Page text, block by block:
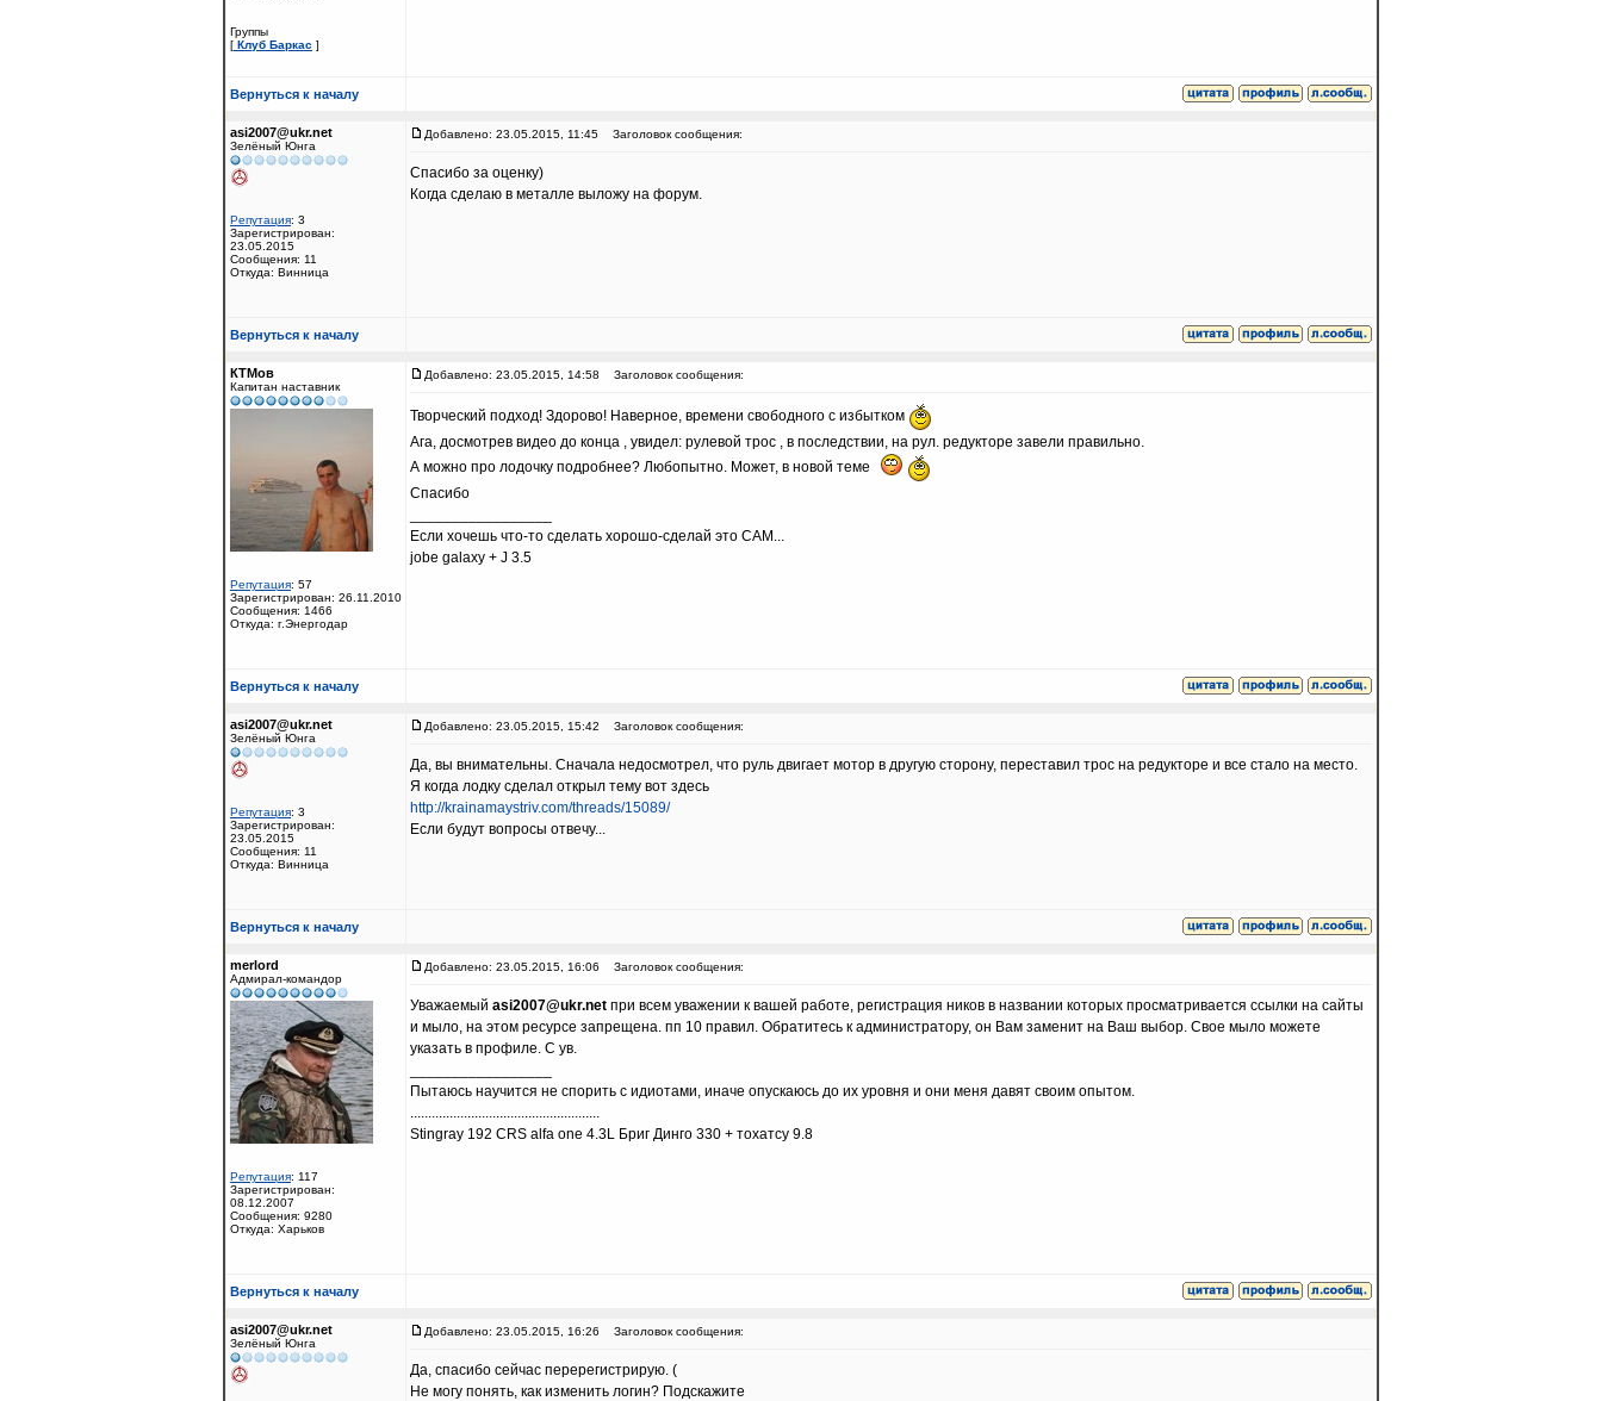
Группы
[ Клуб Баркас ]
Вернуться к началу
asi2007@ukr.net
Зелёный Юнга
Репутация: 3
Зарегистрирован:
23.05.2015
Сообщения: 11
Откуда: Винница
Добавлено: 23.05.2015, 11:45 Заголовок сообщения:
Спасибо за оценку)
Когда сделаю в металле выложу на форум.
Вернуться к началу
КТМов
Капитан наставник
Репутация: 57
Зарегистрирован: 26.11.2010
Сообщения: 1466
Откуда: г.Энергодар
Добавлено: 23.05.2015, 14:58 Заголовок сообщения:
Творческий подход! Здорово! Наверное, времени свободного с избытком
Ага, досмотрев видео до конца , увидел: рулевой трос , в последствии, на рул. редукторе завели правильно.
А можно про лодочку подробнее? Любопытно. Может, в новой теме
Спасибо
Если хочешь что-то сделать хорошо-сделай это САМ...
jobe galaxy + J 3.5
Вернуться к началу
asi2007@ukr.net
Зелёный Юнга
Репутация: 3
Зарегистрирован:
23.05.2015
Сообщения: 11
Откуда: Винница
Добавлено: 23.05.2015, 15:42 Заголовок сообщения:
Да, вы внимательны. Сначала недосмотрел, что руль двигает мотор в другую сторону, переставил трос на редукторе и все стало на место.
Я когда лодку сделал открыл тему вот здесь
http://krainamaystriv.com/threads/15089/
Если будут вопросы отвечу...
Вернуться к началу
merlord
Адмирал-командор
Репутация: 117
Зарегистрирован:
08.12.2007
Сообщения: 9280
Откуда: Харьков
Добавлено: 23.05.2015, 16:06 Заголовок сообщения:
Уважаемый asi2007@ukr.net при всем уважении к вашей работе, регистрация ников в названии которых просматривается ссылки на сайты
и мыло, на этом ресурсе запрещена. пп 10 правил. Обратитесь к администратору, он Вам заменит на Ваш выбор. Свое мыло можете
указать в профиле. С ув.
Пытаюсь научится не спорить с идиотами, иначе опускаюсь до их уровня и они меня давят своим опытом.
.....................................................
Stingray 192 CRS alfa one 4.3L Бриг Динго 330 + тохатсу 9.8
Вернуться к началу
asi2007@ukr.net
Зелёный Юнга
Добавлено: 23.05.2015, 16:26 Заголовок сообщения:
Да, спасибо сейчас перерегистрирую. (
Не могу понять, как изменить логин? Подскажите